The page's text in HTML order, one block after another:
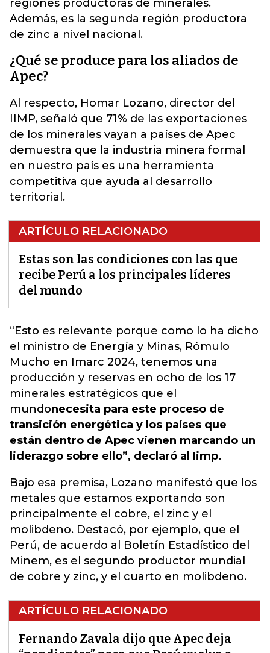
regiones productoras de minerales.
Además, es la segunda región productora
de zinc a nivel nacional.
¿Qué se produce para los aliados de
Apec?
Al respecto, Homar Lozano, director del
IIMP, señaló que 71% de las exportaciones
de los minerales vayan a países de Apec
demuestra que la industria minera formal
en nuestro país es una herramienta
competitiva que ayuda al desarrollo
territorial.
ARTÍCULO RELACIONADO
Estas son las condiciones con las que
recibe Perú a los principales líderes
del mundo
“Esto es relevante porque como lo ha dicho
el ministro de Energía y Minas, Rómulo
Mucho en Imarc 2024, tenemos una
producción y reservas en ocho de los 17
minerales estratégicos que el
mundonecesita para este proceso de
transición energética y los países que
están dentro de Apec vienen marcando un
liderazgo sobre ello”, declaró al Iimp.
Bajo esa premisa, Lozano manifestó que los
metales que estamos exportando son
principalmente el cobre, el zinc y el
molibdeno. Destacó, por ejemplo, que el
Perú, de acuerdo al Boletín Estadístico del
Minem, es el segundo productor mundial
de cobre y zinc, y el cuarto en molibdeno.
ARTÍCULO RELACIONADO
Fernando Zavala dijo que Apec deja